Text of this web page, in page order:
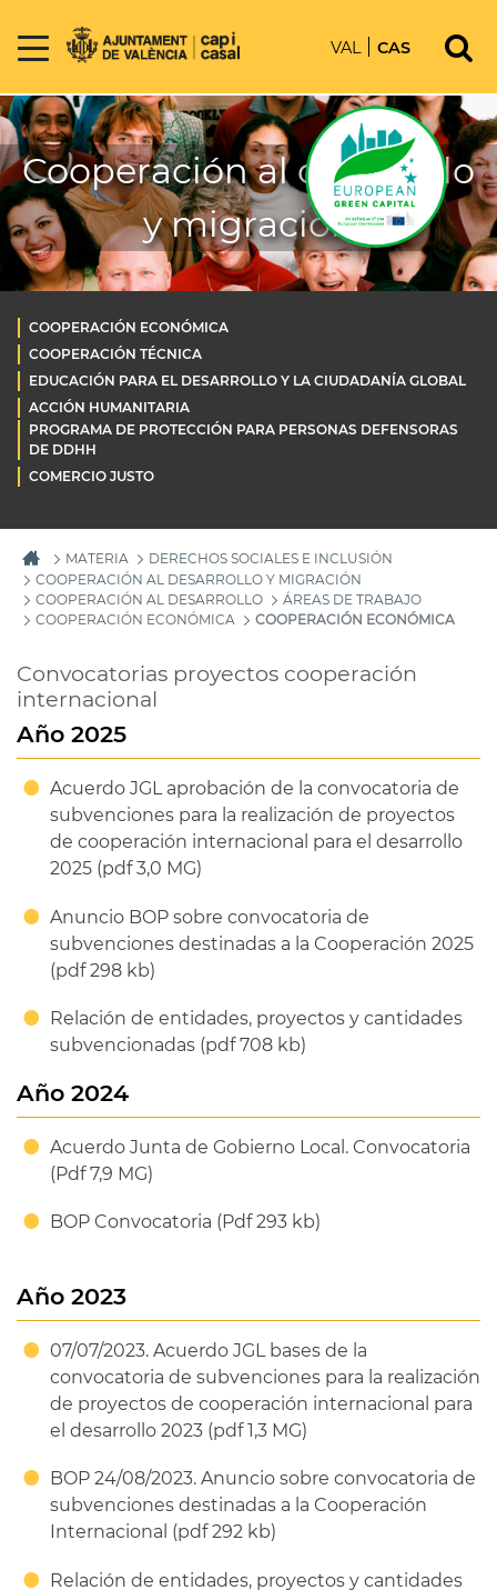
VAL CAS
Cooperación al desarrollo
y migración
COOPERACIÓN ECONÓMICA
COOPERACIÓN TÉCNICA
EDUCACIÓN PARA EL DESARROLLO Y LA CIUDADANÍA GLOBAL
ACCIÓN HUMANITARIA
PROGRAMA DE PROTECCIÓN PARA PERSONAS DEFENSORAS
DE DDHH
COMERCIO JUSTO
MATERIA
DERECHOS SOCIALES E INCLUSIÓN
COOPERACIÓN AL DESARROLLO Y MIGRACIÓN
COOPERACIÓN AL DESARROLLO
ÁREAS DE TRABAJO
COOPERACIÓN ECONÓMICA
COOPERACIÓN ECONÓMICA
Convocatorias proyectos cooperación
internacional
Año 2025
Acuerdo JGL aprobación de la convocatoria de
subvenciones para la realización de proyectos
de cooperación internacional para el desarrollo
2025 (pdf 3,0 MG)
Anuncio BOP sobre convocatoria de
subvenciones destinadas a la Cooperación 2025
(pdf 298 kb)
Relación de entidades, proyectos y cantidades
subvencionadas (pdf 708 kb)
Año 2024
Acuerdo Junta de Gobierno Local. Convocatoria
(Pdf 7,9 MG)
BOP Convocatoria (Pdf 293 kb)
Año 2023
07/07/2023. Acuerdo JGL bases de la
convocatoria de subvenciones para la realización
de proyectos de cooperación internacional para
el desarrollo 2023 (pdf 1,3 MG)
BOP 24/08/2023. Anuncio sobre convocatoria de
subvenciones destinadas a la Cooperación
Internacional (pdf 292 kb)
Relación de entidades, proyectos y cantidades